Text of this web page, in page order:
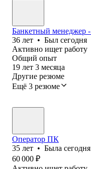
Банкетный менеджер
36 лет • Был сегодня
Активно ищет работу
Общий опыт
19 лет 3 месяца
Другие резюме
Ещё 3 резюме
Оператор ПК
35 лет • Была сегодня
60 000 ₽